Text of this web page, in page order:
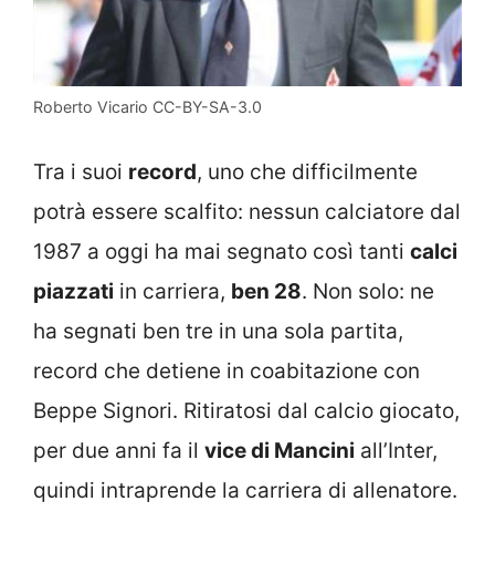
Roberto Vicario CC-BY-SA-3.0
Tra i suoi record, uno che difficilmente
potrà essere scalfito: nessun calciatore dal
1987 a oggi ha mai segnato così tanti calci
piazzati in carriera, ben 28. Non solo: ne
ha segnati ben tre in una sola partita,
record che detiene in coabitazione con
Beppe Signori. Ritiratosi dal calcio giocato,
per due anni fa il vice di Mancini all’Inter,
quindi intraprende la carriera di allenatore.